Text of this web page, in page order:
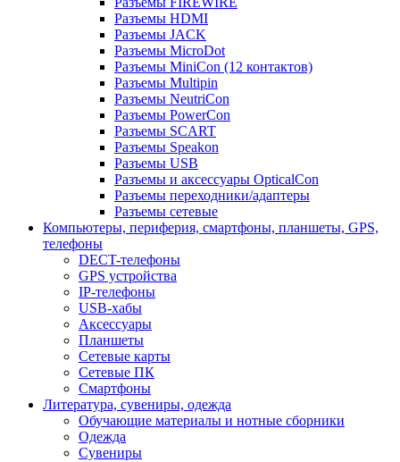
Разъемы HDMI
Разъемы JACK
Разъемы MicroDot
Разъемы MiniCon (12 контактов)
Разъемы Multipin
Разъемы NeutriCon
Разъемы PowerCon
Разъемы SCART
Разъемы Speakon
Разъемы USB
Разъемы и аксессуары OpticalCon
Разъемы переходники/адаптеры
Разъемы сетевые
Компьютеры, периферия, смартфоны, планшеты, GPS,
телефоны
DECT-телефоны
GPS устройства
IP-телефоны
USB-хабы
Аксессуары
Планшеты
Сетевые карты
Сетевые ПК
Смартфоны
Литература, сувениры, одежда
Обучающие материалы и нотные сборники
Одежда
Сувениры